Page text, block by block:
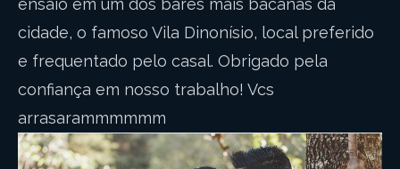
cidade, o famoso Vila Dinonísio, local preferido
e frequentado pelo casal. Obrigado pela
confiança em nosso trabalho! Vcs
arrasarammmmmm